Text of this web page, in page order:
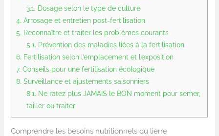
3.1. Dosage selon le type de culture
4. Arrosage et entretien post-fertilisation
5. Reconnaître et traiter les problèmes courants
5.1. Prévention des maladies liées à la fertilisation
6. Fertilisation selon l’emplacement et l’exposition
7. Conseils pour une fertilisation écologique
8. Surveillance et ajustements saisonniers
8.1. Ne ratez plus JAMAIS le BON moment pour semer,
tailler ou traiter
Comprendre les besoins nutritionnels du lierre